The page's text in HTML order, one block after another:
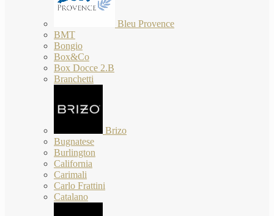
Bleu Provence
BMT
Bongio
Box&Co
Box Docce 2.B
Branchetti
Brizo
Bugnatese
Burlington
California
Carimali
Carlo Frattini
Catalano